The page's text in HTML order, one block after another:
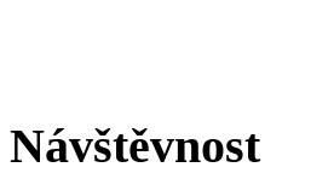
Návštěvnost